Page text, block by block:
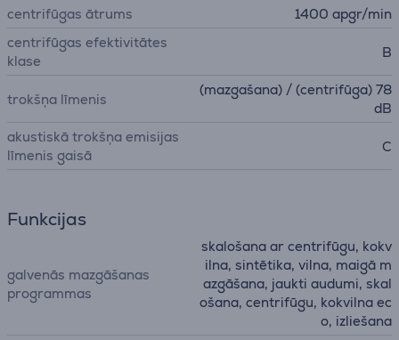
centrifūgas ātrums
1400 apgr/min
centrifūgas efektivitātes
klase
B
trokšņa līmenis
(mazgašana) / (centrifūga) 78
dB
akustiskā trokšņa emisijas
līmenis gaisā
C
Funkcijas
galvenās mazgāšanas
programmas
skalošana ar centrifūgu, kokv
ilna, sintētika, vilna, maigā m
azgāšana, jaukti audumi, skal
ošana, centrifūgu, kokvilna ec
o, izliešana